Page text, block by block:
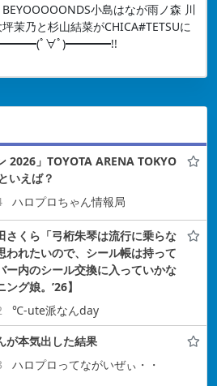
BEYOOOOONDS小島はなが雨ノ森 川
茉乃と杉山結菜がCHICA#TETSUに
━━━━(ﾟ∀ﾟ)━━━━!!
2026」TOYOTA ARENA TOKYO
いえば？
ハロプロちゃん情報局
さくら「弓桁朱琴は流行に乗らな
われたいので、シール帳は持って
ー内のシール交換に入っていかな
グ娘。’26】
℃-ute派なんday
が本気出した結果
ハロプロってながいぜぃ・・